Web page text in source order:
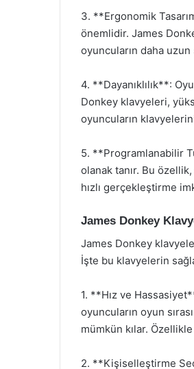
3. **Ergonomik
önemlidir. James
oyuncuların daha uzun
4. **Dayanıklılık**:
Donkey klavyeleri,
oyuncuların
5. **Programlanabilir
olanak tanır. Bu
hızlı gerçekleştirme
James Donkey
James Donkey
İşte bu klavyelerin
1. **Hız ve
oyuncuların oyun
mümkün kılar.
2. **Kişiselleştirme